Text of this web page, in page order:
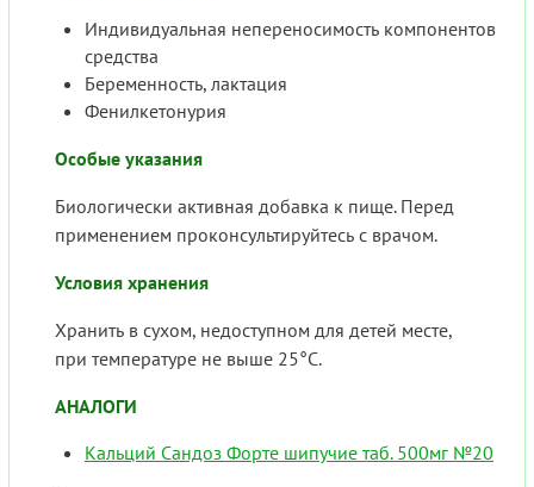
Индивидуальная непереносимость компонентов
средства
Беременность, лактация
Фенилкетонурия
Особые указания
Биологически активная добавка к пище. Перед
применением проконсультируйтесь с врачом.
Условия хранения
Хранить в сухом, недоступном для детей месте,
при температуре не выше 25°С.
АНАЛОГИ
Кальций Сандоз Форте шипучие таб. 500мг №20